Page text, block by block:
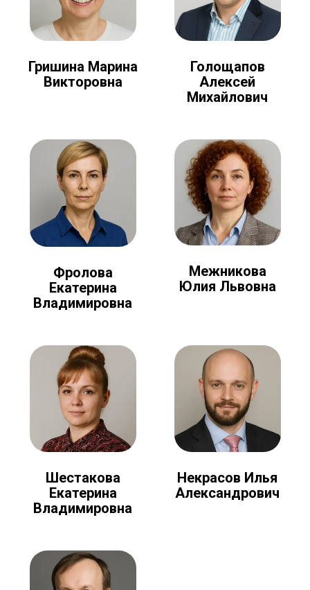
Гришина Марина
Викторовна
Голощапов
Алексей
Михайлович
Фролова
Екатерина
Владимировна
Межникова
Юлия Львовна
Шестакова
Екатерина
Владимировна
Некрасов Илья
Александрович